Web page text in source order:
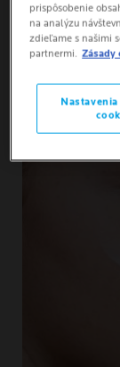
AKO
prispôsobenie
na analýzu
zdieľame s našimi
partnermi. Zásady